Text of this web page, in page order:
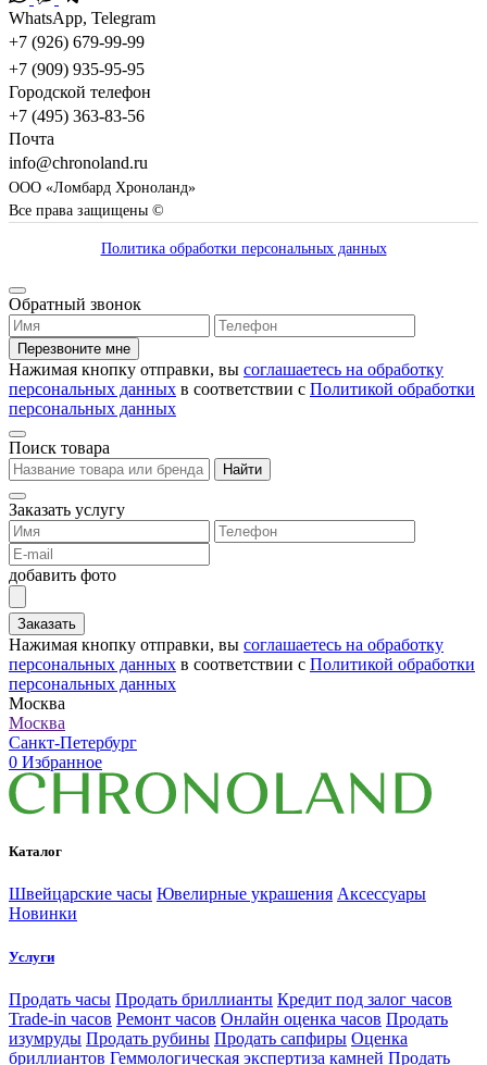
WhatsApp, Telegram
+7 (926) 679-99-99
+7 (909) 935-95-95
Городской телефон
+7 (495) 363-83-56
Почта
info@chronoland.ru
ООО «Ломбард Хроноланд»
Все права защищены ©
Политика обработки персональных данных
Обратный звонок
Перезвоните мне
Нажимая кнопку отправки, вы соглашаетесь на обработку
персональных данных в соответствии с Политикой обработки
персональных данных
Поиск товара
Найти
Заказать услугу
добавить фото
Заказать
Нажимая кнопку отправки, вы соглашаетесь на обработку
персональных данных в соответствии с Политикой обработки
персональных данных
Москва
Москва
Санкт-Петербург
0 Избранное
Каталог
Швейцарские часы Ювелирные украшения Аксессуары
Новинки
Услуги
Продать часы Продать бриллианты Кредит под залог часов
Trade-in часов Ремонт часов Онлайн оценка часов Продать
изумруды Продать рубины Продать сапфиры Оценка
бриллиантов Геммологическая экспертиза камней Продать